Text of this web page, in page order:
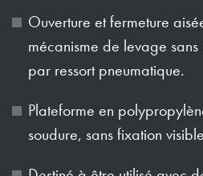
Ouverture et fermeture
mécanisme de levage sans
par ressort pneumatique.
Plateforme en
soudure, sans fixation